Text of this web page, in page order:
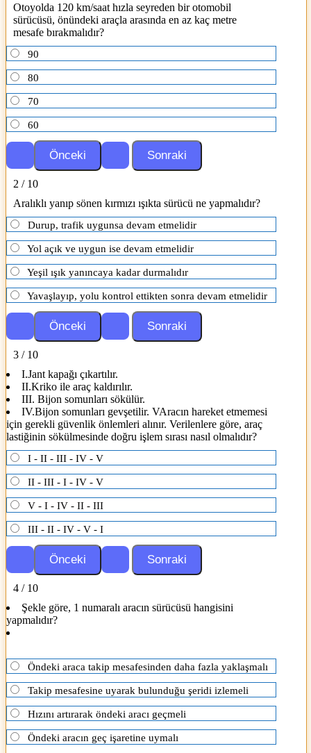
Otoyolda 120 km/saat hızla seyreden bir otomobil
sürücüsü, önündeki araçla arasında en az kaç metre
mesafe bırakmalıdır?
90
80
70
60
2 / 10
Aralıklı yanıp sönen kırmızı ışıkta sürücü ne yapmalıdır?
Durup, trafik uygunsa devam etmelidir
Yol açık ve uygun ise devam etmelidir
Yeşil ışık yanıncaya kadar durmalıdır
Yavaşlayıp, yolu kontrol ettikten sonra devam etmelidir
3 / 10
I.Jant kapağı çıkartılır.
II.Kriko ile araç kaldırılır.
III. Bijon somunları sökülür.
IV.Bijon somunları gevşetilir. VAracın hareket etmemesi
için gerekli güvenlik önlemleri alınır. Verilenlere göre, araç
lastiğinin sökülmesinde doğru işlem sırası nasıl olmalıdır?
I - II - III - IV - V
II - III - I - IV - V
V - I - IV - II - III
III - II - IV - V - I
4 / 10
Şekle göre, 1 numaralı aracın sürücüsü hangisini
yapmalıdır?
Öndeki araca takip mesafesinden daha fazla yaklaşmalı
Takip mesafesine uyarak bulunduğu şeridi izlemeli
Hızını artırarak öndeki aracı geçmeli
Öndeki aracın geç işaretine uymalı